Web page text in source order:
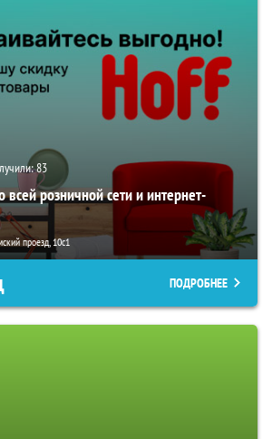
83
розничной сети и интернет-
проезд, 10с1
ПОДРОБНЕЕ